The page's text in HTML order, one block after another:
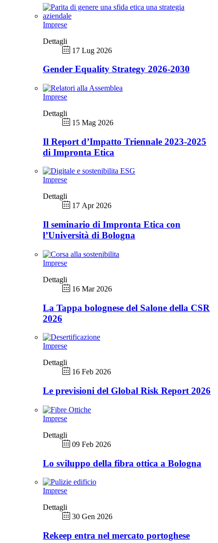
Imprese
Dettagli
17 Lug 2026
Gender Equality Strategy 2026-2030
Imprese
Dettagli
15 Mag 2026
Il Report d’Impatto Triennale 2023-2025
di Impronta Etica
Imprese
Dettagli
17 Apr 2026
Il seminario di Impronta Etica con
l’Università di Bologna
Imprese
Dettagli
16 Mar 2026
La Tappa bolognese del Salone della CSR
2026
Imprese
Dettagli
16 Feb 2026
Le previsioni del Global Risk Report 2026
Imprese
Dettagli
09 Feb 2026
Lo sviluppo della fibra ottica a Bologna
Imprese
Dettagli
30 Gen 2026
Rekeep entra nel mercato portoghese